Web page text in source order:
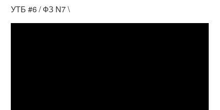
УТБ #6 / ФЗ N7 \